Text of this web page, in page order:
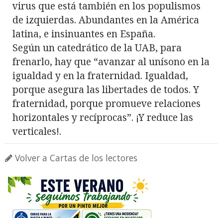
virus que está también en los populismos
de izquierdas. Abundantes en la América
latina, e insinuantes en España.
Según un catedrático de la UAB, para
frenarlo, hay que “avanzar al unísono en la
igualdad y en la fraternidad. Igualdad,
porque asegura las libertades de todos. Y
fraternidad, porque promueve relaciones
horizontales y recíprocas”. ¡Y reduce las
verticales!.
Volver a Cartas de los lectores